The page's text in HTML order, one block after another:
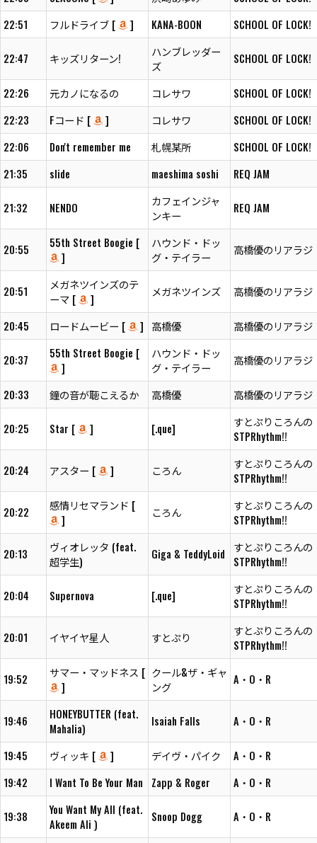
22:51
フルドライブ [ ] KANA-BOON SCHOOL OF LOCK!
22:47 キッズリターン!
ハンブレッダー
ズ
SCHOOL OF LOCK!
22:26 元カノになるの コレサワ
SCHOOL OF LOCK!
22:23
Fコード [ ] コレサワ
SCHOOL OF LOCK!
22:06
Don't remember me 札幌某所
SCHOOL OF LOCK!
21:35
slide maeshima soshi REQ JAM
21:32 NENDO
カフェインジャ
ンキー
REQ JAM
20:55
55th Street Boogie [
]
ハウンド・ドッ
グ・テイラー
高橋優のリアラジ
20:51
メガネツインズのテ
ーマ [
]
メガネツインズ 高橋優のリアラジ
20:45 ロードムービー [ ] 高橋優 高橋優のリアラジ
20:37
55th Street Boogie [
]
ハウンド・ドッ
グ・テイラー
高橋優のリアラジ
20:33 鐘の音が聴こえるか 高橋優 高橋優のリアラジ
20:25 Star [ ] [.que]
すとぷりころんの
STPRhythm!!
20:24 アスター [ ] ころん
すとぷりころんの
STPRhythm!!
20:22
感情リセマランド [
]
ころん
すとぷりころんの
STPRhythm!!
20:13
ヴィオレッタ (feat.
超学生)
Giga & TeddyLoid
すとぷりころんの
STPRhythm!!
20:04 Supernova [.que]
すとぷりころんの
STPRhythm!!
20:01 イヤイヤ星人 すとぷり
すとぷりころんの
STPRhythm!!
19:52
サマー・マッドネス [
]
クール&ザ・ギャ
ング
A・O・R
19:46
HONEYBUTTER (feat.
Mahalia)
Isaiah Falls A・O・R
19:45 ヴィッキ [ ] デイヴ・パイク
A・O・R
19:42
I Want To Be Your Man Zapp & Roger A・O・R
19:38
You Want My All (feat.
Akeem Ali )
Snoop Dogg A・O・R